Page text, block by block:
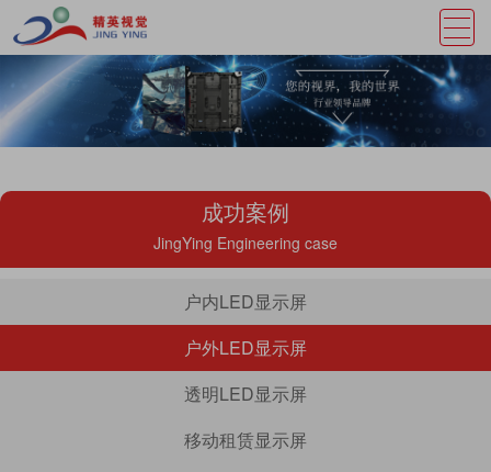
成功案例
JingYing Engineering case
户内LED显示屏
户外LED显示屏
透明LED显示屏
移动租赁显示屏